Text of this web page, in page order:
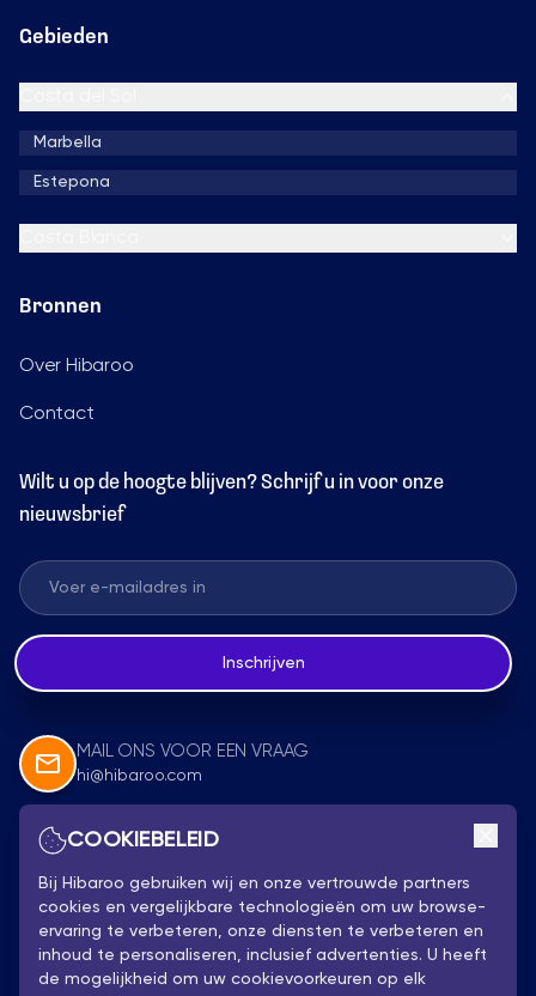
Gebieden
Marbella
Estepona
Bronnen
Over Hibaroo
Contact
Wilt u op de hoogte blijven? Schrijf u in voor onze
nieuwsbrief
Inschrijven
MAIL ONS VOOR EEN VRAAG
hi@hibaroo.com
Volg Ons
COOKIEBELEID
Bij Hibaroo gebruiken wij en onze vertrouwde partners
cookies en vergelijkbare technologieën om uw browse-
ervaring te verbeteren, onze diensten te verbeteren en
inhoud te personaliseren, inclusief advertenties. U heeft
de mogelijkheid om uw cookievoorkeuren op elk